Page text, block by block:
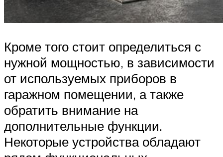
Кроме того стоит определиться с
нужной мощностью, в зависимости
от используемых приборов в
гаражном помещении, а также
обратить внимание на
дополнительные функции.
Некоторые устройства обладают